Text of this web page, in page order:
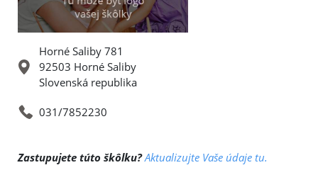
Horné Saliby 781
92503 Horné Saliby
Slovenská republika
031/7852230
Zastupujete túto škôlku? Aktualizujte Vaše údaje tu.